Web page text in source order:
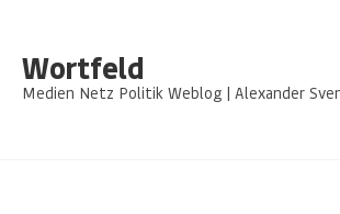
Wortfeld
Medien Netz Politik Weblog | Alexander